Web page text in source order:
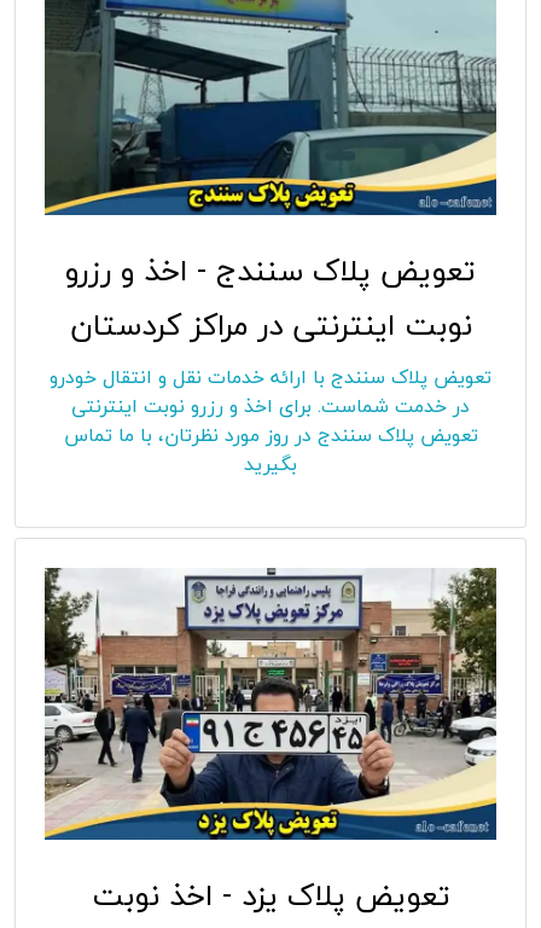
تعویض پلاک سنندج - اخذ و رزرو
نوبت اینترنتی در مراکز کردستان
تعویض پلاک سنندج با ارائه خدمات نقل و انتقال خودرو
در خدمت شماست. برای اخذ و رزرو نوبت اینترنتی
تعویض پلاک سنندج در روز مورد نظرتان، با ما تماس
بگیرید
تعویض پلاک یزد - اخذ نوبت